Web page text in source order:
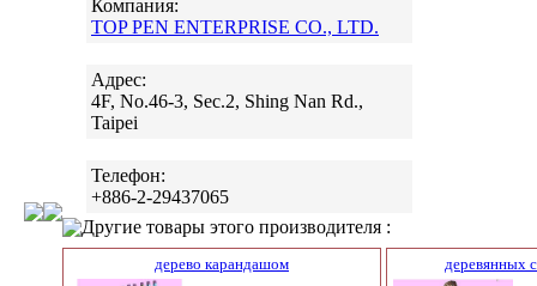
Компания:
TOP PEN ENTERPRISE CO., LTD.
Адрес:
4F, No.46-3, Sec.2, Shing Nan Rd.,
Taipei
Телефон:
+886-2-29437065
Другие товары этого производителя :
дерево карандашом деревянных